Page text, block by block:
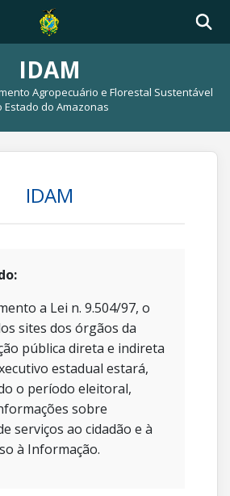
IDAM
Agropecuário e Florestal Sustentável
Estado do Amazonas
IDAM
a Lei n. 9.504/97, o
sites dos órgãos da
pública direta e indireta
estadual estará,
o período eleitoral,
sobre
serviços ao cidadão e à
à Informação.